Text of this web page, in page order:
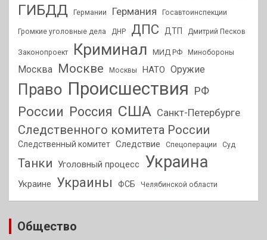
ГИБДД Германии Германия Госавтоинспекции
Громкие уголовные дела ДНР ДПС ДТП Дмитрий Песков
Законопроект Криминал МИД РФ Минобороны
Москва Москве Москвы НАТО Оружие
Право Происшествия РФ
России Россия США Санкт-Петербурге
Следственного комитета России
Следственный комитет Следствие Спецоперации Суд
Танки Уголовный процесс Украина
Украине Украины ФСБ Челябинской области
Общество